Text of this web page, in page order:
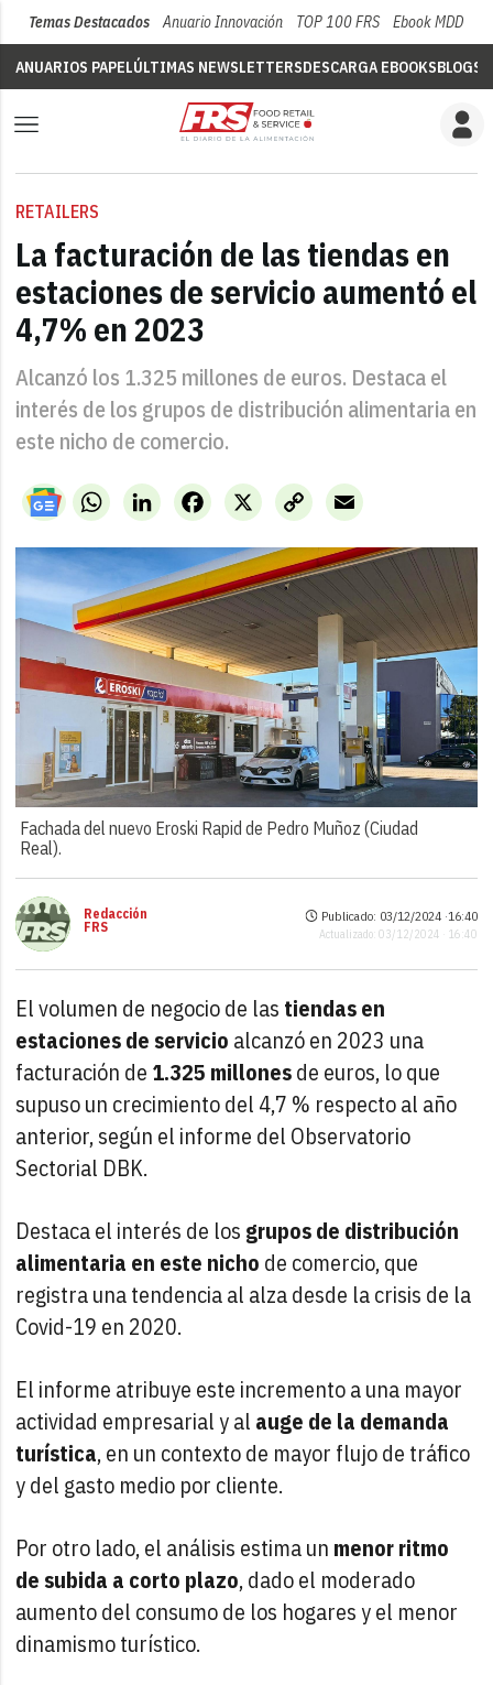
Temas Destacados Anuario Innovación TOP 100 FRS Ebook MDD
ANUARIOS PAPELÚLTIMAS NEWSLETTERSDESCARGA EBOOKSBLOGS
RETAILERS
La facturación de las tiendas en
estaciones de servicio aumentó el
4,7% en 2023
Alcanzó los 1.325 millones de euros. Destaca el
interés de los grupos de distribución alimentaria en
este nicho de comercio.
WhatsAppLinkedIn X
Facebook
Copy
Link
Email
Fachada del nuevo Eroski Rapid de Pedro Muñoz (Ciudad
Real).
Redacción
FRS
Publicado: 03/12/2024 ·16:40
Actualizado: 03/12/2024 · 16:40
El volumen de negocio de las tiendas en
estaciones de servicio alcanzó en 2023 una
facturación de 1.325 millonesde euros, lo que
supuso un crecimiento del 4,7 % respecto al año
anterior, según el informe del Observatorio
Sectorial DBK.
Destaca el interés de los grupos de distribución
alimentaria en este nicho de comercio, que
registra una tendencia al alza desde la crisis de la
Covid-19 en 2020.
El informe atribuye este incremento a una mayor
actividad empresarial y al auge de la demanda
turística, en un contexto de mayor flujo de tráfico
y del gasto medio por cliente.
Por otro lado, el análisis estima un menor ritmo
de subida a corto plazo, dado el moderado
aumento del consumo de los hogares y el menor
dinamismo turístico.